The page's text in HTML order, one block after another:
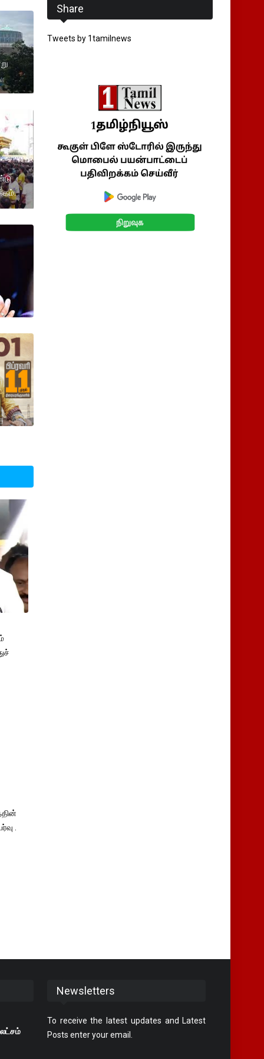
.
Share
Tweets by 1tamilnews
Newsletters
To receive the latest updates and Latest
Posts enter your email.